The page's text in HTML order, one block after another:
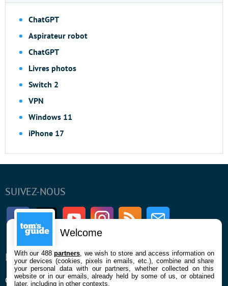
ChatGPT
Aspirateur robot
ChatGPT
Livres photos
Switch 2
VPN
Windows 11
iPhone 17
SUIVEZ-NOUS
FacebookTwitter Youtube InstagramRSS Newsletter
ENTREPRISE
Qui sommes nous
À PROPOS
La rédaction
Welcome
With our 488partners , we wish to store and access information on
your devices (cookies, pixels in emails, etc.), combine and share
your personal data with our partners, whether collected on this
website or in our emails, already held by some of us, or obtained
later, including in other contexts.